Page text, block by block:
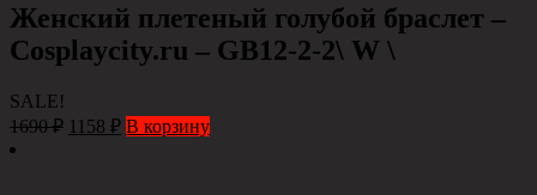
Женский плетеный голубой браслет –
Cosplaycity.ru – GB12-2-2\ W \
SALE!
1690₽ 1158 ₽ В корзину